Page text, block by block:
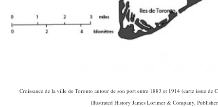
Croissance de la ville de Toronto autour de son port entre 1883 et 1914 (carte issue de
illustrated History James Lorimer & Company,